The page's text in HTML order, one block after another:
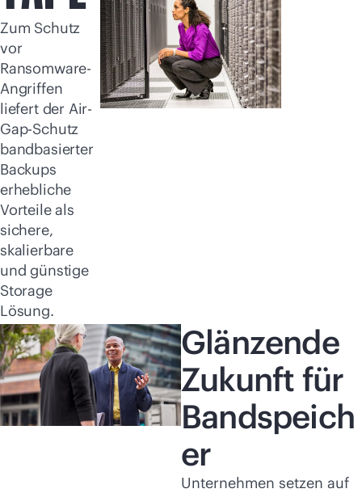
Jetzt kaufen
Zum Schutz
vor
Ransomware-
Angriffen
liefert der Air-
Gap-Schutz
bandbasierter
Backups
erhebliche
Vorteile als
sichere,
skalierbare
und günstige
Storage
Lösung.
Glänzende
Zukunft für
Bandspeich
er
Unternehmen setzen auf